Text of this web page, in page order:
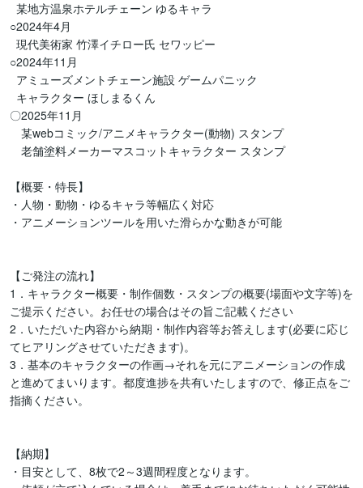
○2024年4月
○2024年11月
〇2025年11月
某webコミック/アニメキャラクター(動物) スタンプ
老舗塗料メーカーマスコットキャラクター スタンプ
【概要・特長】
・人物・動物・ゆるキャラ等幅広く対応
・アニメーションツールを用いた滑らかな動きが可能
【ご発注の流れ】
1．キャラクター概要・制作個数・スタンプの概要(場面や文字等)を
ご提示ください。お任せの場合はその旨ご記載ください
2．いただいた内容から納期・制作内容等お答えします(必要に応じ
てヒアリングさせていただきます)。
3．基本のキャラクターの作画→それを元にアニメーションの作成
と進めてまいります。都度進捗を共有いたしますので、修正点をご
指摘ください。
【納期】
・目安として、8枚で2～3週間程度となります。